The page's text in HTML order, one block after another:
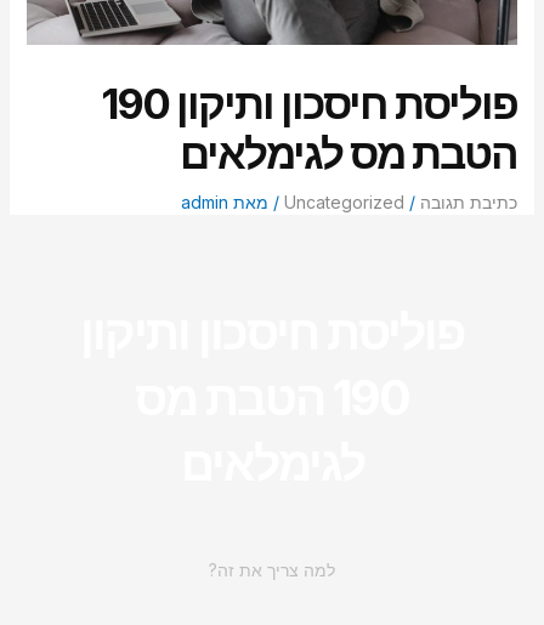
font_download סמן קישורים
את
כל
האפשרויות
פוליסת חיסכון ותיקון 190
הטבת מס לגימלאים
כתיבת תגובה /
Uncategorized/ מאת admin
למה צריך את זה?